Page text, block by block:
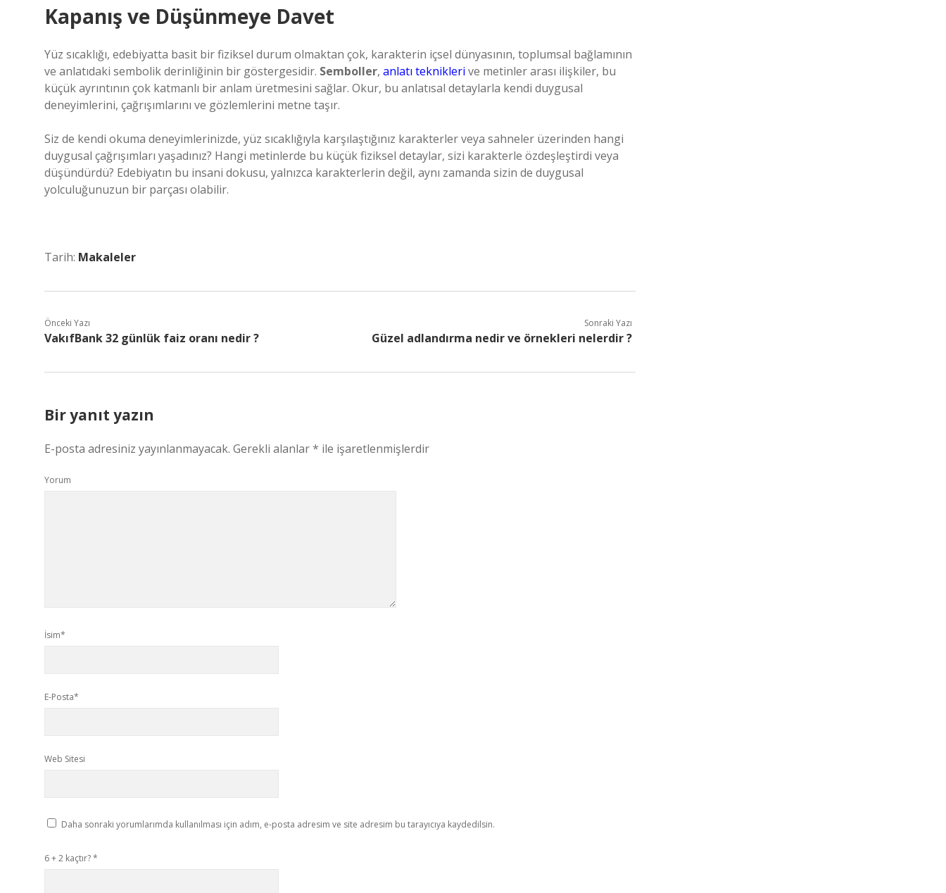
Kapanış ve Düşünmeye Davet
Yüz sıcaklığı, edebiyatta basit bir fiziksel durum olmaktan çok, karakterin içsel dünyasının, toplumsal bağlamının
ve anlatıdaki sembolik derinliğinin bir göstergesidir. Semboller, anlatı teknikleri ve metinler arası ilişkiler, bu
küçük ayrıntının çok katmanlı bir anlam üretmesini sağlar. Okur, bu anlatısal detaylarla kendi duygusal
deneyimlerini, çağrışımlarını ve gözlemlerini metne taşır.
Siz de kendi okuma deneyimlerinizde, yüz sıcaklığıyla karşılaştığınız karakterler veya sahneler üzerinden hangi
duygusal çağrışımları yaşadınız? Hangi metinlerde bu küçük fiziksel detaylar, sizi karakterle özdeşleştirdi veya
düşündürdü? Edebiyatın bu insani dokusu, yalnızca karakterlerin değil, aynı zamanda sizin de duygusal
yolculuğunuzun bir parçası olabilir.
Tarih: Makaleler
Önceki Yazı
VakıfBank 32 günlük faiz oranı nedir ?
Sonraki Yazı
Güzel adlandırma nedir ve örnekleri nelerdir ?
Bir yanıt yazın
E-posta adresiniz yayınlanmayacak. Gerekli alanlar* ile işaretlenmişlerdir
Yorum
İsim*
E-Posta*
Web Sitesi
Daha sonraki yorumlarımda kullanılması için adım, e-posta adresim ve site adresim bu tarayıcıya kaydedilsin.
6 + 2 kaçtır?*